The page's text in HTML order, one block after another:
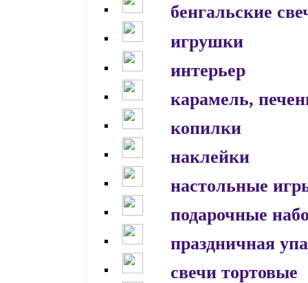
бенгальские
игрушки
интерьер
карамель,
копилки
наклейки
настольные
подарочные
праздничная
свечи тортовые